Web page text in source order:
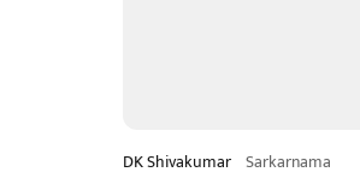
DK Shivakumar Sarkarnama